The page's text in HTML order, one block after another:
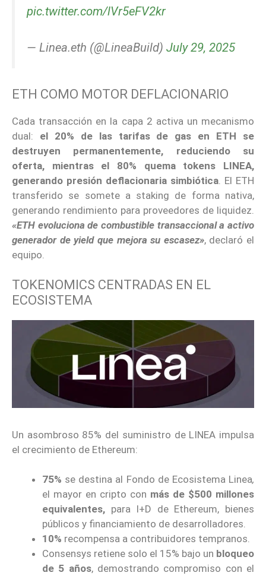
pic.twitter.com/lVr5eFV2kr
— Linea.eth (@LineaBuild) July 29, 2025
ETH COMO MOTOR DEFLACIONARIO
Cada transacción en la capa 2 activa un mecanismo
dual: el 20% de las tarifas de gas en ETH se
destruyen permanentemente, reduciendo su
oferta, mientras el 80% quema tokens LINEA,
generando presión deflacionaria simbiótica . El ETH
transferido se somete a staking de forma nativa,
generando rendimiento para proveedores de liquidez.
«ETH evoluciona de combustible transaccional a activo
generador de yield que mejora su escasez», declaró el
equipo.
TOKENOMICS CENTRADAS EN EL
ECOSISTEMA
Un asombroso 85% del suministro de LINEA impulsa
el crecimiento de Ethereum:
75% se destina al Fondo de Ecosistema Linea,
el mayor en cripto con más de $500 millones
equivalentes, para I+D de Ethereum, bienes
públicos y financiamiento de desarrolladores.
10% recompensa a contribuidores tempranos.
Consensys retiene solo el 15% bajo un bloqueo
de 5 años, demostrando compromiso con el